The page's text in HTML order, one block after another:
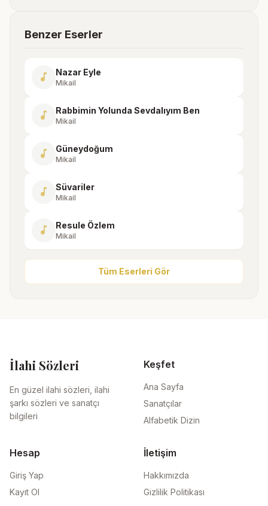
Benzer Eserler
music_note Nazar Eyle
Mikail
music_note Rabbimin Yolunda Sevdalıyım Ben
Mikail
music_note Güneydoğum
Mikail
music_note Süvariler
Mikail
music_note Resule Özlem
Mikail
Tüm Eserleri Gör
İlahi Sözleri
En güzel ilahi sözleri, ilahi
şarkı sözleri ve sanatçı
bilgileri
Keşfet
Ana Sayfa
Sanatçılar
Alfabetik Dizin
Hesap
Giriş Yap
Kayıt Ol
İletişim
Hakkımızda
Gizlilik Politikası